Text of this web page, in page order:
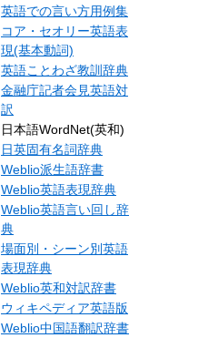
英語での言い方用例集
コア・セオリー英語表
現(基本動詞)
英語ことわざ教訓辞典
金融庁記者会見英語対
訳
日本語WordNet(英和)
日英固有名詞辞典
Weblio派生語辞書
Weblio英語表現辞典
Weblio英語言い回し辞
典
場面別・シーン別英語
表現辞典
Weblio英和対訳辞書
ウィキペディア英語版
Weblio中国語翻訳辞書